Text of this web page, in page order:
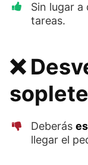
Sin lugar a
tareas.
❌
Deberás
llegar el